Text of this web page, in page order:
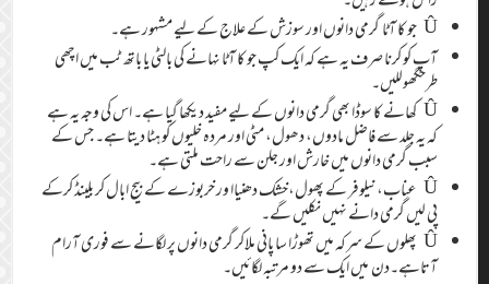
Û جو کا آٹا گرمی دانوں اور سوزش کے علاج کے لیے مشہور ہے۔
آپ کو کرنا صرف یہ ہے کہ ایک کپ جو کا آٹا نہانے کی بالٹی یا باتھ ٹب میں اچھی
طرحگھوللیں۔
Û کھانے کا سوڈا بھی گرمی دانوں کے لیے مفید دیکھا گیا ہے۔ اس کی وجہ یہ ہے
کہ یہ جلد سے فاضل مادوں، دھول، مٹی اور مردہ خلیوں کو ہٹا دیتا ہے۔ جس کے
سبب گرمی دانوں میں خارش اور جلن سے راحت ملتی ہے۔
Û عناب،نیلوفر کے پھول،خشک دھنیاا ور خربوزے کے بیج ابال کر بلینڈ کرکے
پی لیں گرمی دانے نہیں نکلیں گے۔
Û پھلوں کے سرکہ میں تھوڑا سا پانی ملاکر گرمی دانوں پر لگانے سے فوری آرام
آتاہے۔دن میں ایک سے دو مرتبہ لگائیں۔